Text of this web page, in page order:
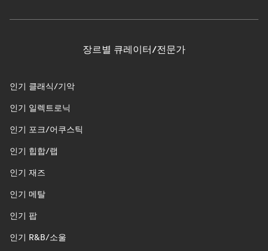
장르별 큐레이터/전문가
인기 클래식/기악
인기 일렉트로닉
인기 포크/어쿠스틱
인기 힙합/랩
인기 재즈
인기 메탈
인기 팝
인기 R&B/소울